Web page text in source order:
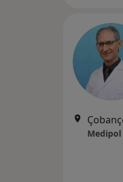
Medipol